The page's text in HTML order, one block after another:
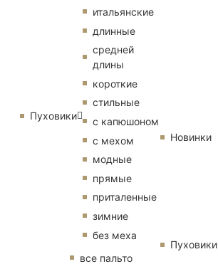
Пуховики
итальянские
длинные
средней
длины
короткие
стильные
с капюшоном
с мехом
модные
прямые
приталенные
зимние
без меха
все пальто
Новинки
Пуховики